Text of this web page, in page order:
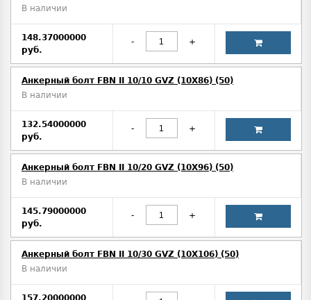
В наличии
148.37000000
руб.
- +
Анкерный болт FBN II 10/10 GVZ (10X86) (50)
В наличии
132.54000000
руб.
- +
Анкерный болт FBN II 10/20 GVZ (10X96) (50)
В наличии
145.79000000
руб.
- +
Анкерный болт FBN II 10/30 GVZ (10X106) (50)
В наличии